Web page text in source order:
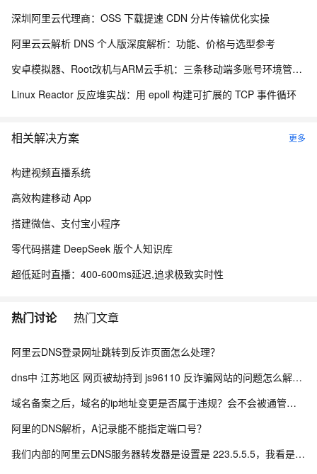
深圳阿里云代理商：OSS 下载提速 CDN 分片传输优化实操
阿里云云解析 DNS 个人版深度解析：功能、价格与选型参考
安卓模拟器、Root改机与ARM云手机：三条移动端多账号环境管理路径的工程实测手记
Linux Reactor 反应堆实战：用 epoll 构建可扩展的 TCP 事件循环
相关解决方案 更多
构建视频直播系统
高效构建移动 App
搭建微信、支付宝小程序
零代码搭建 DeepSeek 版个人知识库
超低延时直播：400-600ms延迟,追求极致实时性
热门讨论 热门文章
阿里云DNS登录网址跳转到反诈页面怎么处理？
dns中 江苏地区 网页被劫持到 js96110 反诈骗网站的问题怎么解决？
域名备案之后，域名的ip地址变更是否属于违规？会不会被通管局扫描成不合规？
阿里的DNS解析，A记录能不能指定端口号？
我们内部的阿里云DNS服务器转发器是设置是 223.5.5.5，我看是有限速了，怎么办？